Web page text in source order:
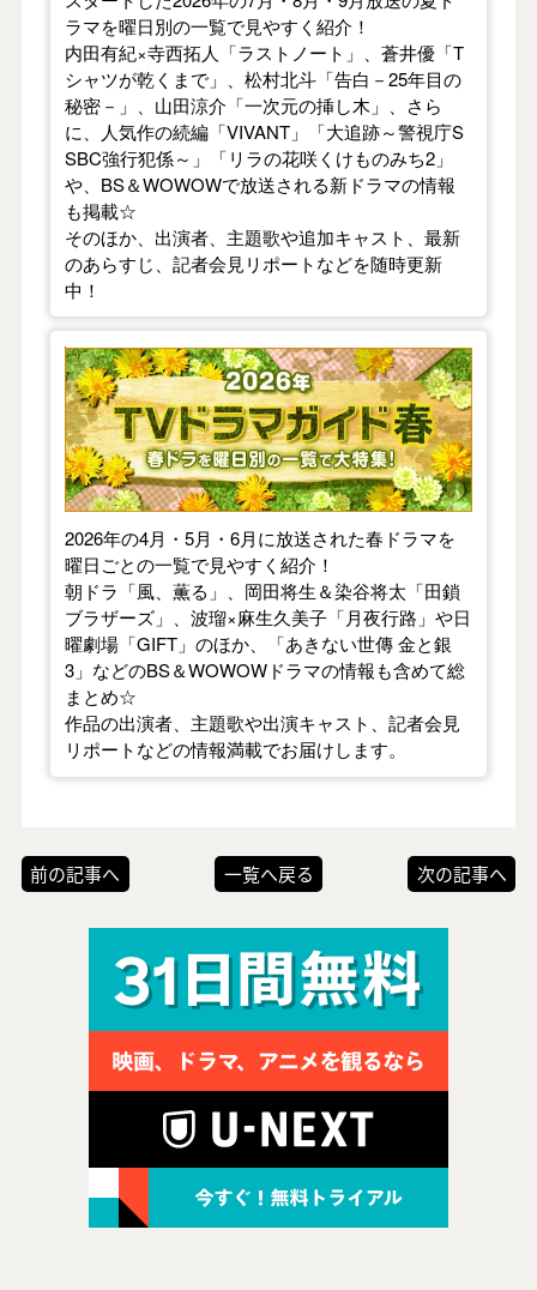
ラマを曜日別の一覧で見やすく紹介！
内田有紀×寺西拓人「ラストノート」、蒼井優「T
シャツが乾くまで」、松村北斗「告白－25年目の
秘密－」、山田涼介「一次元の挿し木」、さら
に、人気作の続編「VIVANT」「大追跡～警視庁S
SBC強行犯係～」「リラの花咲くけものみち2」
や、BS＆WOWOWで放送される新ドラマの情報
も掲載☆
そのほか、出演者、主題歌や追加キャスト、最新
のあらすじ、記者会見リポートなどを随時更新
中！
【2026年春】TVドラマガイド
2026年の4月・5月・6月に放送された春ドラマを
曜日ごとの一覧で見やすく紹介！
朝ドラ「風、薫る」、岡田将生＆染谷将太「田鎖
ブラザーズ」、波瑠×麻生久美子「月夜行路」や日
曜劇場「GIFT」のほか、「あきない世傳 金と銀
3」などのBS＆WOWOWドラマの情報も含めて総
まとめ☆
作品の出演者、主題歌や出演キャスト、記者会見
リポートなどの情報満載でお届けします。
前の記事へ 一覧へ戻る 次の記事へ